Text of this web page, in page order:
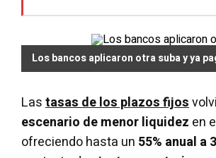
Los bancos aplicaron otra suba y ya
Lastasas de los plazos fijos
escenario de menor liquidez en
ofreciendo hasta un 55% anual a